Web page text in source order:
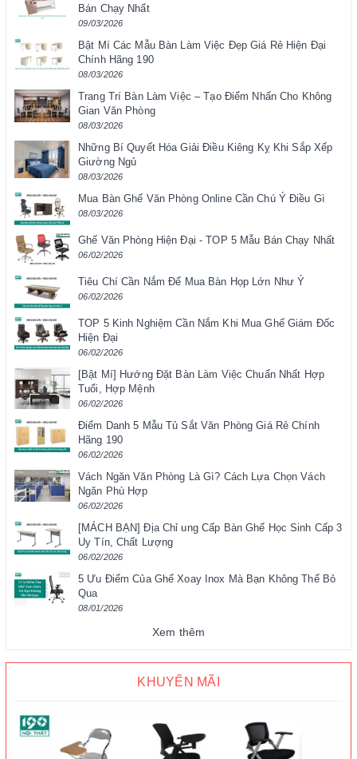
Bán Chạy Nhất
09/03/2026
Bật Mí Các Mẫu Bàn Làm Việc Đẹp Giá Rẻ Hiện Đại
Chính Hãng 190
08/03/2026
Trang Trí Bàn Làm Việc – Tạo Điểm Nhấn Cho Không
Gian Văn Phòng
08/03/2026
Những Bí Quyết Hóa Giải Điều Kiêng Kỵ Khi Sắp Xếp
Giường Ngủ
08/03/2026
Mua Bàn Ghế Văn Phòng Online Cần Chú Ý Điều Gì
08/03/2026
Ghế Văn Phòng Hiện Đại - TOP 5 Mẫu Bán Chạy Nhất
06/02/2026
Tiêu Chí Cần Nắm Để Mua Bàn Họp Lớn Như Ý
06/02/2026
TOP 5 Kinh Nghiệm Cần Nắm Khi Mua Ghế Giám Đốc
Hiện Đại
06/02/2026
[Bật Mí] Hướng Đặt Bàn Làm Việc Chuẩn Nhất Hợp
Tuổi, Hợp Mệnh
06/02/2026
Điểm Danh 5 Mẫu Tủ Sắt Văn Phòng Giá Rẻ Chính
Hãng 190
06/02/2026
Vách Ngăn Văn Phòng Là Gì? Cách Lựa Chọn Vách
Ngăn Phù Hợp
06/02/2026
[MÁCH BẠN] Địa Chỉ ung Cấp Bàn Ghế Học Sinh Cấp 3
Uy Tín, Chất Lượng
06/02/2026
5 Ưu Điểm Của Ghế Xoay Inox Mà Bạn Không Thể Bỏ
Qua
08/01/2026
Xem thêm
KHUYẾN MÃI